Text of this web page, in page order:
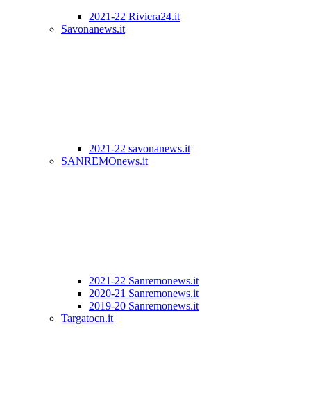
2021-22 Riviera24.it
Savonanews.it
2021-22 savonanews.it
SANREMOnews.it
2021-22 Sanremonews.it
2020-21 Sanremonews.it
2019-20 Sanremonews.it
Targatocn.it